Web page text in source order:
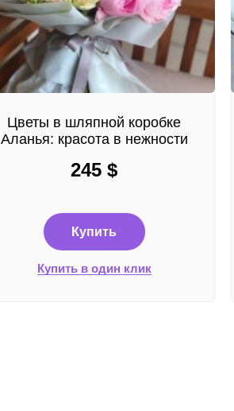
Цветы в шляпной коробке
Аланья: красота в нежности
245 $
Купить
Купить в один клик